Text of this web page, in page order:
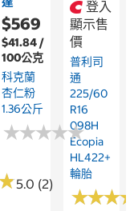
5.0 (2)
$569
$41.84 /
100公克
科克蘭
杏仁粉
1.36公斤
★★★★★
★★★★★
登入
顯示售
價
普利司
通
225/60
R16
098H
Ecopia
HL422+
輪胎
★★★
★★★